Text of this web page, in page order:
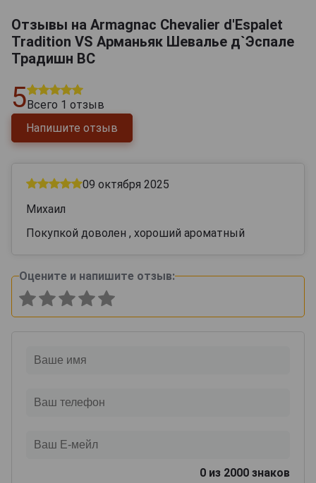
Отзывы на Armagnac Chevalier d'Espalet
Tradition VS Арманьяк Шевалье д`Эспале
Традишн ВС
5Всего 1 отзыв
Напишите отзыв
09 октября 2025
Михаил
Покупкой доволен , хороший ароматный
Оцените и напишите отзыв:
0 из 2000 знаков